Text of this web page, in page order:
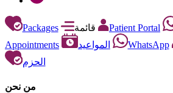
Packages Patient Portal
Appointments
المواعيد WhatsApp
الحزم
من نحن